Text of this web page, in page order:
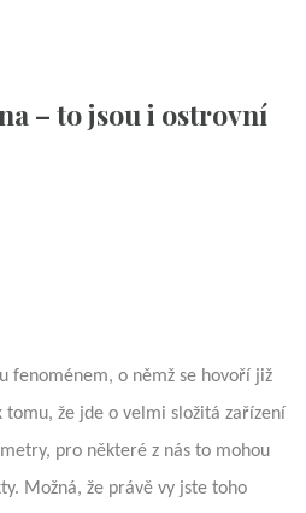
– to jsou i ostrovní
fenoménem, o němž se hovoří již
že jde o velmi složitá zařízení
pro některé z nás to mohou
Možná, že právě vy jste toho